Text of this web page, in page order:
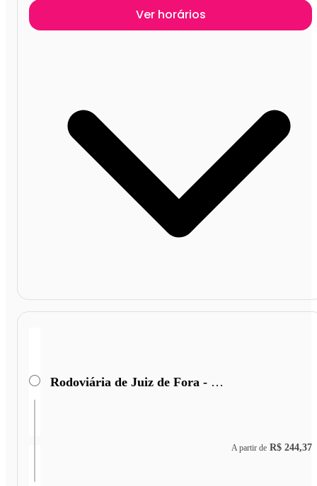
Ver horários
Rodoviária de Juiz de Fora - Terminal Miguel Mansu
A partir de R$ 244,37